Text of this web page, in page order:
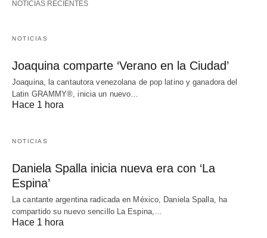
NOTICIAS RECIENTES
NOTICIAS
Joaquina comparte ‘Verano en la Ciudad’
Joaquina, la cantautora venezolana de pop latino y ganadora del
Latin GRAMMY®, inicia un nuevo…
Hace 1 hora
NOTICIAS
Daniela Spalla inicia nueva era con ‘La
Espina’
La cantante argentina radicada en México, Daniela Spalla, ha
compartido su nuevo sencillo La Espina,…
Hace 1 hora